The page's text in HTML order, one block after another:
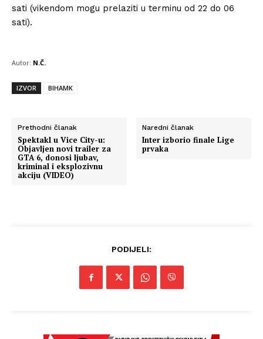
sati (vikendom mogu prelaziti u terminu od 22 do 06
sati).
Autor: N.Č.
IZVOR BIHAMK
Prethodni članak
Spektakl u Vice City-u:
Objavljen novi trailer za
GTA 6, donosi ljubav,
kriminal i eksplozivnu
akciju (VIDEO)
Naredni članak
Inter izborio finale Lige
prvaka
PODIJELI: